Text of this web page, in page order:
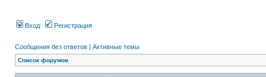
Вход Регистрация
Сообщения без ответов | Активные темы
Список форумов